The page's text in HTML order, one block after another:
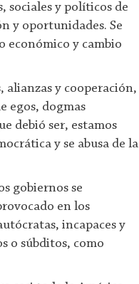
sociales y políticos de
y oportunidades. Se
económico y cambio
alianzas y cooperación,
egos, dogmas
debió ser, estamos
y se abusa de la
gobiernos se
en los
incapaces y
o súbditos, como